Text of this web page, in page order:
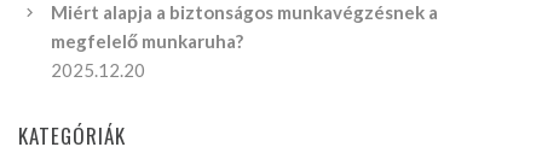
Miért alapja a biztonságos munkavégzésnek a
megfelelő munkaruha?
2025.12.20
KATEGÓRIÁK